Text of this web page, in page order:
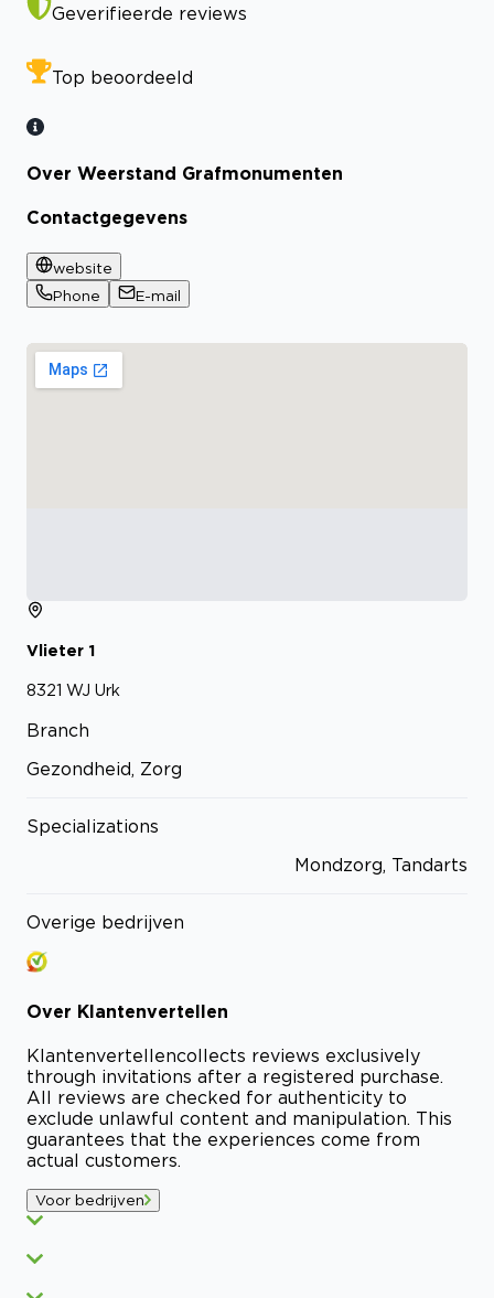
Geverifieerde reviews
Top beoordeeld
Over Weerstand Grafmonumenten
Contactgegevens
website
Phone
E-mail
Vlieter 1
8321 WJ Urk
Branch
Gezondheid, Zorg
Specializations
Mondzorg, Tandarts
Overige bedrijven
Over Klantenvertellen
Klantenvertellencollects reviews exclusively
through invitations after a registered purchase.
All reviews are checked for authenticity to
exclude unlawful content and manipulation. This
guarantees that the experiences come from
actual customers.
Voor bedrijven